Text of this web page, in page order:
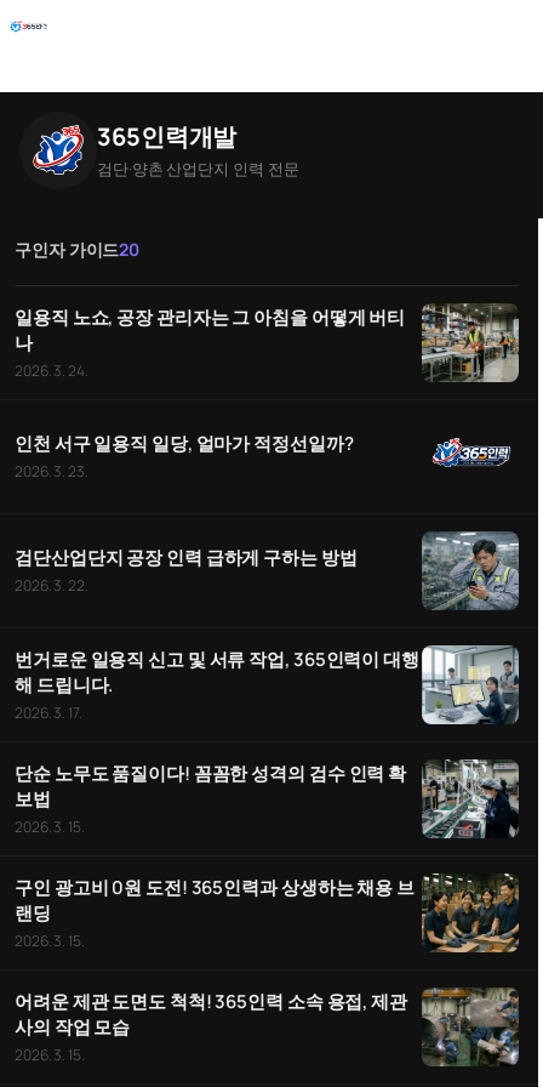
Skip
to
365인력개발
검단·양촌 산업단지 인력 전문
구인자 가이드20
일용직 노쇼, 공장 관리자는 그 아침을 어떻게 버티
나
2026. 3. 24.
인천 서구 일용직 일당, 얼마가 적정선일까?
2026. 3. 23.
검단산업단지 공장 인력 급하게 구하는 방법
2026. 3. 22.
번거로운 일용직 신고 및 서류 작업, 365인력이 대행
해 드립니다.
2026. 3. 17.
단순 노무도 품질이다! 꼼꼼한 성격의 검수 인력 확
보법
2026. 3. 15.
구인 광고비 0원 도전! 365인력과 상생하는 채용 브
랜딩
2026. 3. 15.
어려운 제관 도면도 척척! 365인력 소속 용접, 제관
사의 작업 모습
2026. 3. 15.